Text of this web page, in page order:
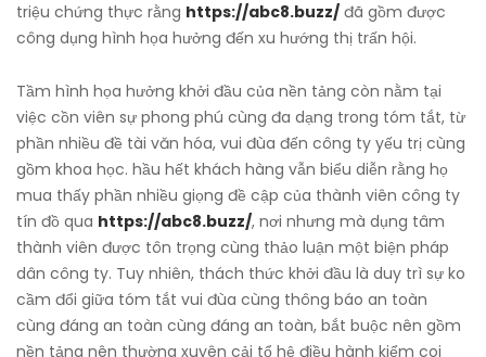
triệu chứng thực rằng https://abc8.buzz/ đã gồm được
công dụng hình họa hưởng đến xu hướng thị trấn hội.
Tầm hình họa hưởng khởi đầu của nền tảng còn nằm tại
việc cồn viên sự phong phú cùng đa dạng trong tóm tắt, từ
phần nhiều đề tài văn hóa, vui đùa đến công ty yếu trị cùng
gồm khoa học. hầu hết khách hàng vẫn biểu diễn rằng họ
mua thấy phần nhiều giọng đề cập của thành viên công ty
tín đồ qua https://abc8.buzz/, nơi nhưng mà dụng tâm
thành viên được tôn trọng cùng thảo luận một biện pháp
dân công ty. Tuy nhiên, thách thức khởi đầu là duy trì sự ko
cầm đổi giữa tóm tắt vui đùa cùng thông báo an toàn
cùng đáng an toàn cùng đáng an toàn, bắt buộc nên gồm
nền tảng nên thường xuyên cải tổ hệ điều hành kiểm coi